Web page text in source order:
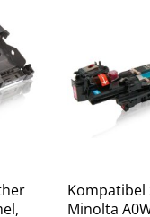
Kompatibel
Minolta